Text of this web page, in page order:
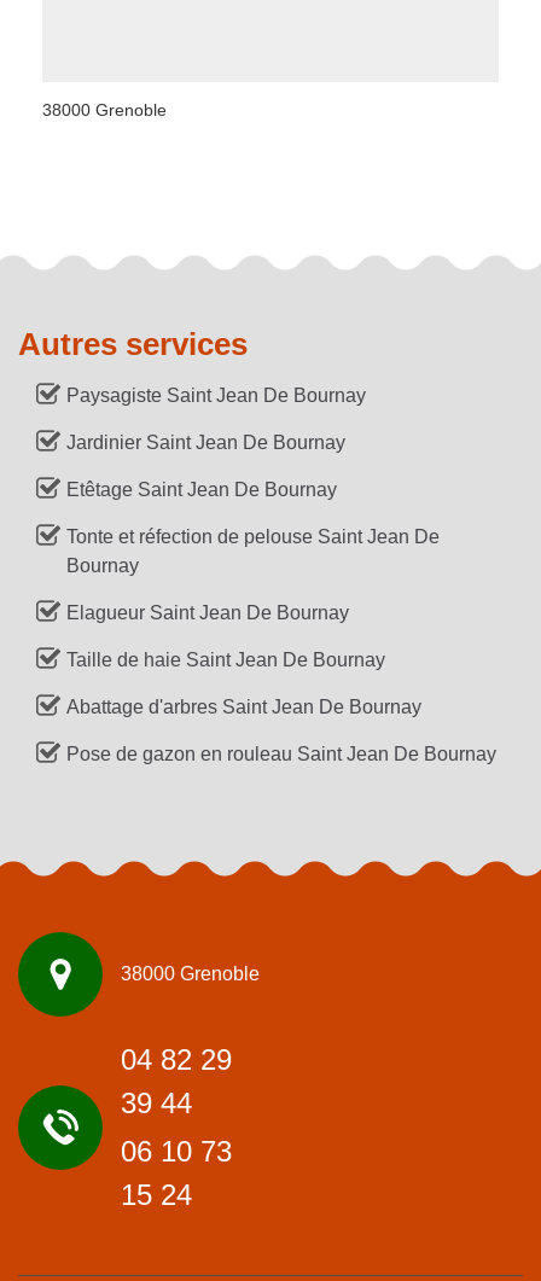
38000 Grenoble
Autres services
Paysagiste Saint Jean De Bournay
Jardinier Saint Jean De Bournay
Etêtage Saint Jean De Bournay
Tonte et réfection de pelouse Saint Jean De
Bournay
Elagueur Saint Jean De Bournay
Taille de haie Saint Jean De Bournay
Abattage d'arbres Saint Jean De Bournay
Pose de gazon en rouleau Saint Jean De Bournay
38000 Grenoble
04 82 29
39 44
06 10 73
15 24